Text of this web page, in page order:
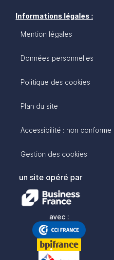
Informations légales :
Mention légales
Données personnelles
Politique des cookies
Plan du site
Accessibilité : non conforme
Gestion des cookies
un site opéré par
avec :